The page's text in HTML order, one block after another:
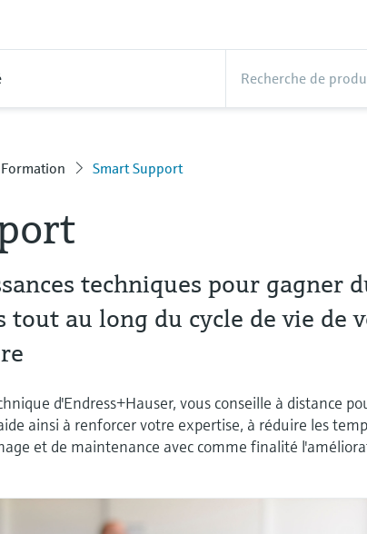
Smart Support
techniques pour gagner
tout au long du cycle de vie de
d'Endress+Hauser, vous conseille à distance
ainsi à renforcer votre expertise, à réduire les
et de maintenance avec comme finalité